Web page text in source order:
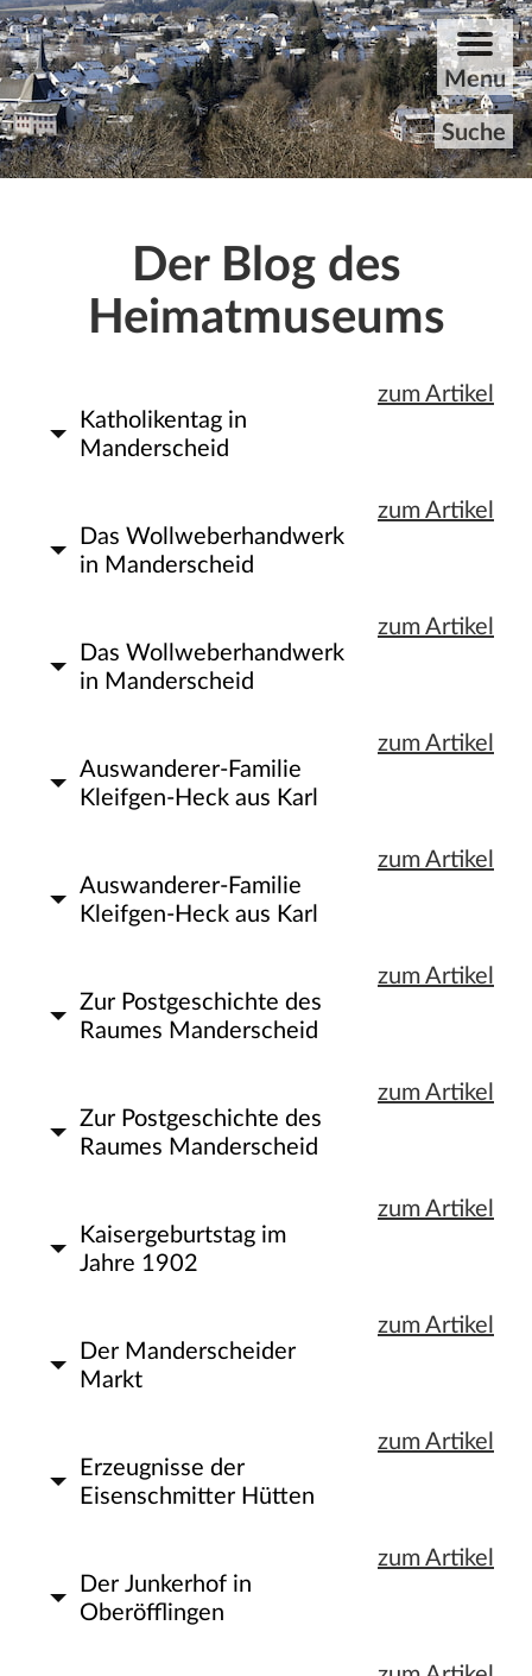
ZUM HAUPTINHALT DER SEITE SPRINGEN
Menu
Suche
Rundgang
Archiv
Stadt und Land
Blog
Datenschutz
Der Blog des
Heimatmuseums
Katholikentag in
Manderscheid
zum Artikel
Das Wollweberhandwerk
in Manderscheid
zum Artikel
Das Wollweberhandwerk
in Manderscheid
zum Artikel
Auswanderer-Familie
Kleifgen-Heck aus Karl
zum Artikel
Auswanderer-Familie
Kleifgen-Heck aus Karl
zum Artikel
Zur Postgeschichte des
Raumes Manderscheid
zum Artikel
Zur Postgeschichte des
Raumes Manderscheid
zum Artikel
Kaisergeburtstag im
Jahre 1902
zum Artikel
Der Manderscheider
Markt
zum Artikel
Erzeugnisse der
Eisenschmitter Hütten
zum Artikel
Der Junkerhof in
Oberöfflingen
zum Artikel